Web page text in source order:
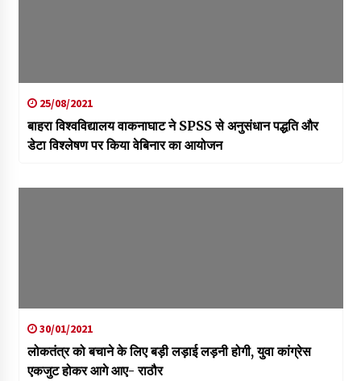
25/08/2021
बाहरा विश्वविद्यालय वाकनाघाट ने SPSS से अनुसंधान पद्धति और
डेटा विश्लेषण पर किया वेबिनार का आयोजन
30/01/2021
लोकतंत्र को बचाने के लिए बड़ी लड़ाई लड़नी होगी, युवा कांग्रेस
एकजुट होकर आगे आए- राठौर